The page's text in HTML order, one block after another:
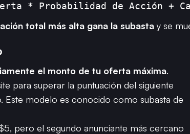
* Probabilidad de Acción +
total más alta gana la subasta y se
el monto de tu oferta máxima.
para superar la puntuación del siguiente
Este modelo es conocido como subasta de
pero el segundo anunciante más cercano